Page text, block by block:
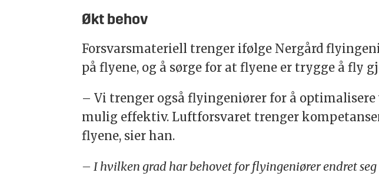
Økt behov
Forsvarsmateriell trenger ifølge Nergård
på flyene, og å sørge for at flyene er trygge å fly
– Vi trenger også flyingeniører for å
mulig effektiv. Luftforsvaret trenger
flyene, sier han.
– I hvilken grad har behovet for flyingeniører endret seg